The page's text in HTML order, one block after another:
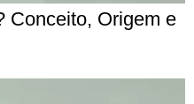
Conceito, Origem e